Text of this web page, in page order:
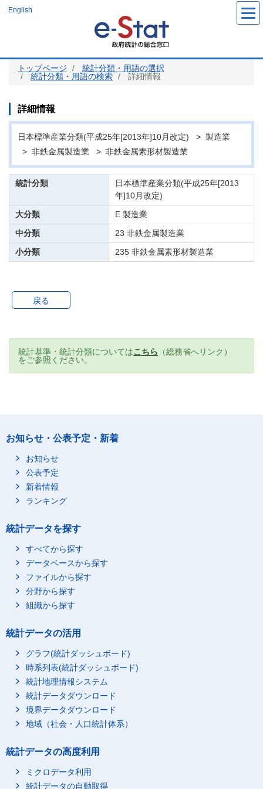
ツ
English
トップページ
統計分類・用語の選択
統計分類・用語の検索
詳細情報
詳細情報
日本標準産業分類(平成25年[2013年]10月改定) > 製造業
> 非鉄金属製造業 > 非鉄金属素形材製造業
統計分類
日本標準産業分類(平成25年[2013
年]10月改定)
大分類
E 製造業
中分類
23 非鉄金属製造業
小分類
235 非鉄金属素形材製造業
戻る
統計基準・統計分類についてはこちら （総務省へリンク）
をご参照ください。
お知らせ・公表予定・新着
お知らせ
公表予定
新着情報
ランキング
統計データを探す
すべてから探す
データベースから探す
ファイルから探す
分野から探す
組織から探す
統計データの活用
グラフ(統計ダッシュボード)
時系列表(統計ダッシュボード)
統計地理情報システム
統計データダウンロード
境界データダウンロード
地域（社会・人口統計体系）
統計データの高度利用
ミクロデータ利用
統計データの自動取得